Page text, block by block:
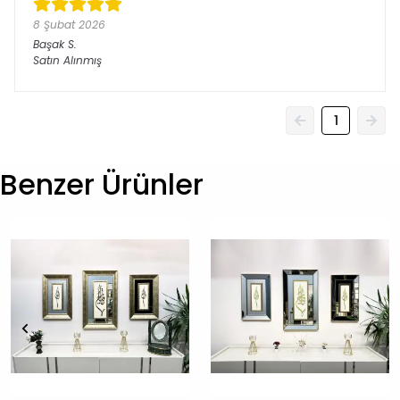
8 Şubat 2026
Başak S.
Satın Alınmış
1
Benzer Ürünler